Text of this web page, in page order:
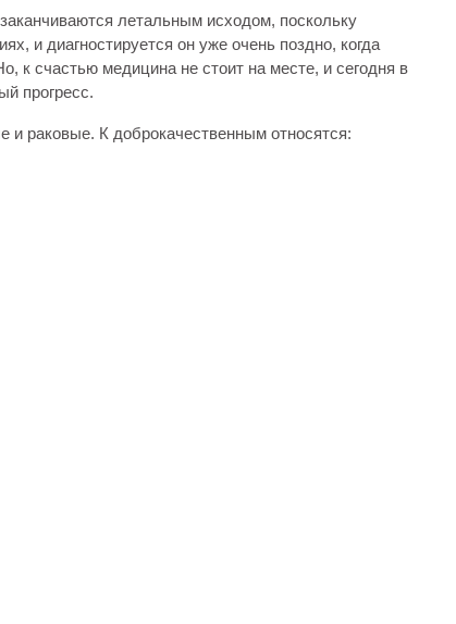
летальным исходом, поскольку
и диагностируется он уже очень поздно, когда
к счастью медицина не стоит на месте, и сегодня в
прогресс.
раковые. К доброкачественным относятся: